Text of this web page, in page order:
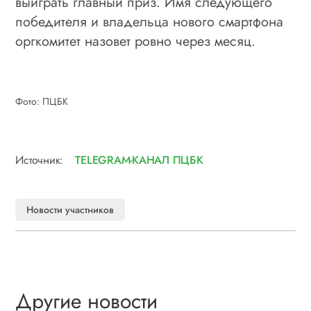
победителя и владельца нового смартфона
оргкомитет назовет ровно через месяц.
Фото: ПЦБК
Источник: TELEGRAM-КАНАЛ ПЦБК
Новости участников
Другие новости